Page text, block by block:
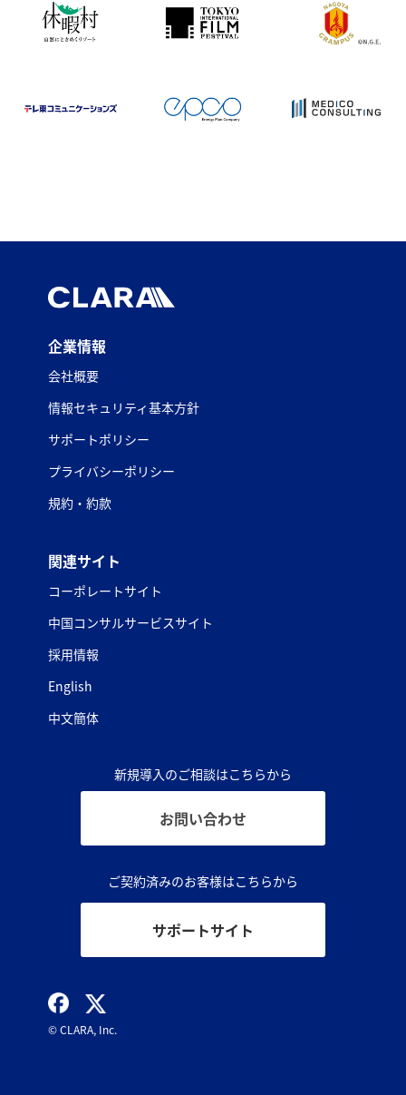
企業情報
会社概要
情報セキュリティ基本方針
サポートポリシー
プライバシーポリシー
規約・約款
関連サイト
コーポレートサイト
中国コンサルサービスサイト
採用情報
English
中文簡体
新規導入のご相談はこちらから
お問い合わせ
ご契約済みのお客様はこちらから
サポートサイト
© CLARA, Inc.